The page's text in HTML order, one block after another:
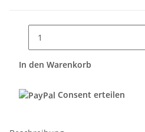
In den Warenkorb
Consent erteilen